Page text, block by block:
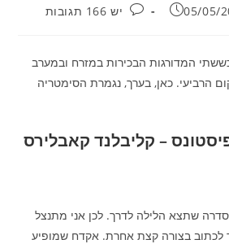
05/05/ תגובות:
יש 166 תגובות
המדורגות הבכירות במזרח ובמערב
הרביעי. כאן, בערך, נגמרת הסימטריה
שתצא הלילה לדרך. לכן אני מתנצל
לכתוב בצורה קצת אחרת. אקדח שמופיע